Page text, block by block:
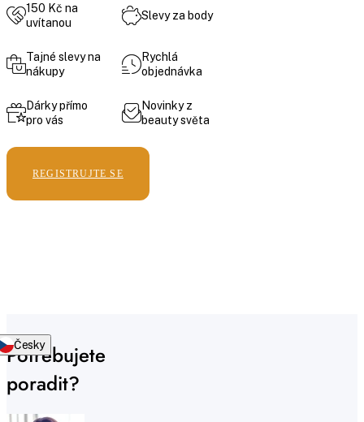
150 Kč na
uvítanou
Slevy za body
Tajné slevy na
nákupy
Rychlá
objednávka
Dárky přímo
pro vás
Novinky z
beauty světa
REGISTRUJTE SE
Potřebujete
poradit?
Česky